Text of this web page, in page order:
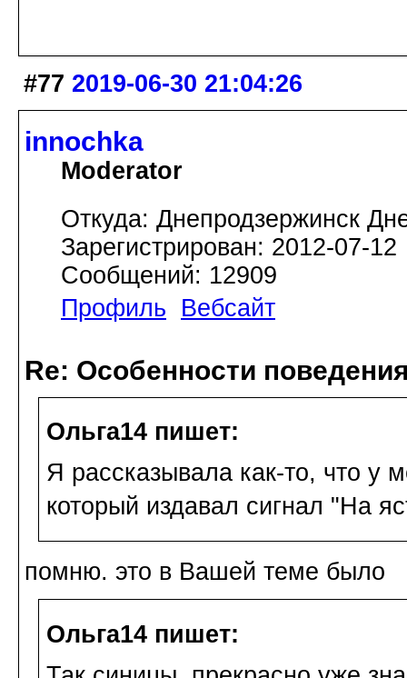
#77 2019-06-30 21:04:26
innochka
Moderator
Откуда: Днепродзержинск
Зарегистрирован: 2012-07-12
Сообщений: 12909
Профиль
Вебсайт
Re: Особенности
Ольга14 пишет:
Я рассказывала как-то, что у
который издавал сигнал "На
помню. это в Вашей теме было
Ольга14 пишет: